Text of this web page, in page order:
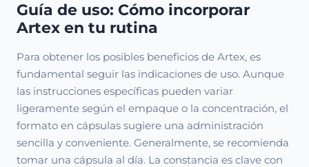
Guía de uso: Cómo incorporar
Artex en tu rutina
Para obtener los posibles beneficios de Artex, es
fundamental seguir las indicaciones de uso. Aunque
las instrucciones específicas pueden variar
ligeramente según el empaque o la concentración, el
formato en cápsulas sugiere una administración
sencilla y conveniente. Generalmente, se recomienda
tomar una cápsula al día. La constancia es clave con